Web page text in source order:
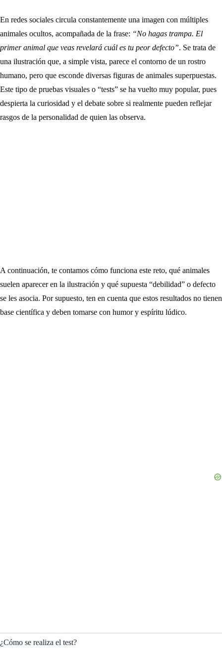
En redes sociales circula constantemente una imagen con múltiples
animales ocultos, acompañada de la frase: “No hagas trampa. El
primer animal que veas revelará cuál es tu peor defecto”. Se trata de
una ilustración que, a simple vista, parece el contorno de un rostro
humano, pero que esconde diversas figuras de animales superpuestas.
Este tipo de pruebas visuales o “tests” se ha vuelto muy popular, pues
despierta la curiosidad y el debate sobre si realmente pueden reflejar
rasgos de la personalidad de quien las observa.
A continuación, te contamos cómo funciona este reto, qué animales
suelen aparecer en la ilustración y qué supuesta “debilidad” o defecto
se les asocia. Por supuesto, ten en cuenta que estos resultados no tienen
base científica y deben tomarse con humor y espíritu lúdico.
¿Cómo se realiza el test?